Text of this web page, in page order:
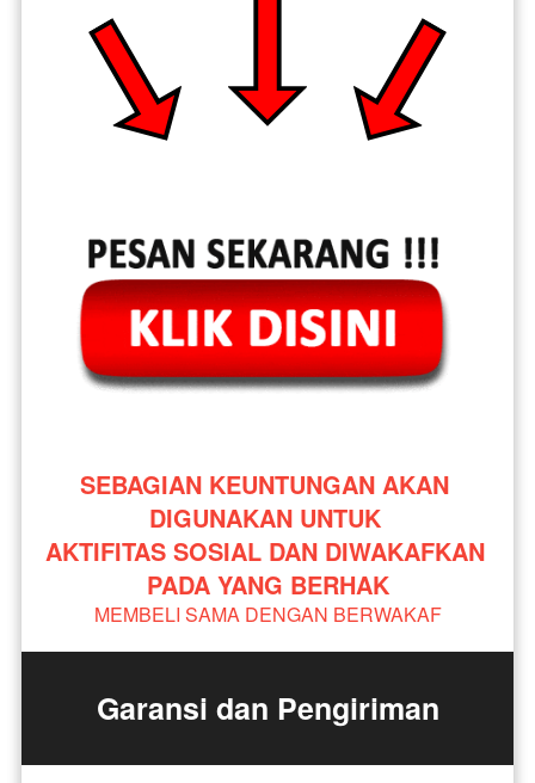
SEBAGIAN KEUNTUNGAN AKAN
DIGUNAKAN UNTUK
AKTIFITAS SOSIAL DAN DIWAKAFKAN
PADA YANG BERHAK
MEMBELI SAMA DENGAN BERWAKAF
Garansi dan Pengiriman